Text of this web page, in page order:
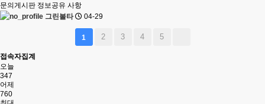
문의게시판 정보공유 사항
그린볼타
04-29
1 2 3 4 5
접속자집계
오늘
347
어제
760